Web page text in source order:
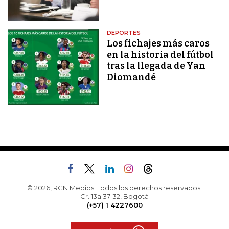
DEPORTES
Los fichajes más caros
en la historia del fútbol
tras la llegada de Yan
Diomandé
© 2026, RCN Medios. Todos los derechos reservados.
Cr. 13a 37-32, Bogotá
(+57) 1 4227600